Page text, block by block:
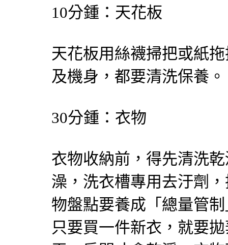
10分鍾：天花板
天花板用絲襪掃把或紙
及機身，都要清洗保養。
30分鍾：衣物
衣物收納前，得先清洗
澡，洗衣槽專用去汙劑
物盤點要養成「總量管
只要買一件新衣，就要